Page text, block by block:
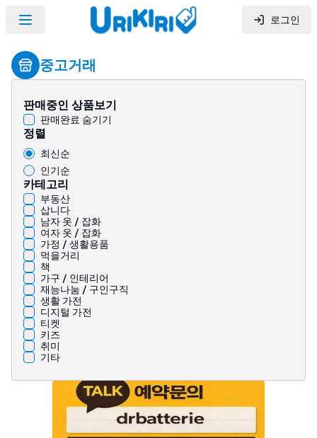
로그인
중고거래
판매중인 상품보기
판매완료 숨기기
정렬
최신순
인기순
카테고리
부동산
삽니다
남자 옷 / 잡화
여자 옷 / 잡화
가정 / 생활용품
먹을거리
책
가구 / 인테리어
재능나눔 / 구인구직
생활 가전
디지털 가전
티켓
키즈
취미
기타